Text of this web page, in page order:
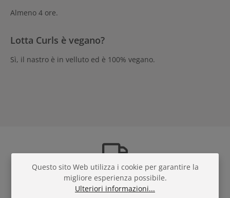
Almeno 4 ore.
Lotta Curls è vegano?
Sì, il nastro è in velluto ed è 100% vegano.
Spedizione gratuitain
Italia a partire da € 100
Questo sito Web utilizza i cookie per garantire la
migliore esperienza possibile.
Ulteriori informazioni...